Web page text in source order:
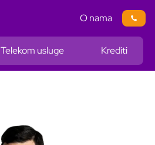
Telekom usluge Krediti
O nama